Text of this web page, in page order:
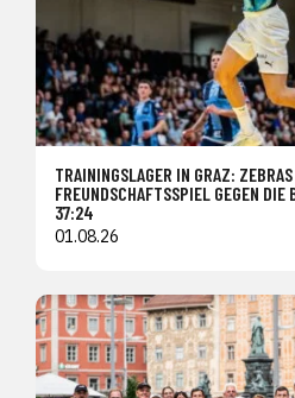
TRAININGSLAGER IN GRAZ:
FREUNDSCHAFTSSPIEL GEGEN
37:24
01.08.26